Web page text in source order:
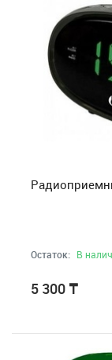
Остаток: В
5 300 ₸